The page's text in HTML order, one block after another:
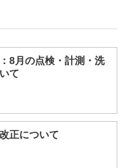
8月の点検・計測・洗
て
正について